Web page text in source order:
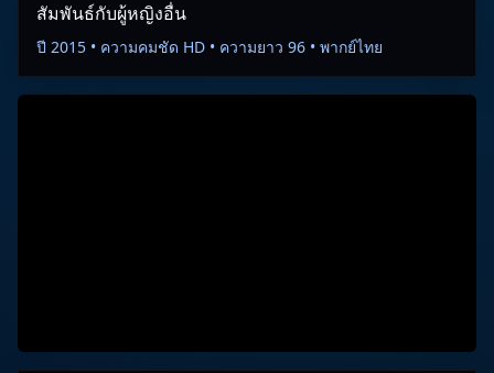
สัมพันธ์กับผู้หญิงอื่น
ปี 2015 • ความคมชัด HD • ความยาว 96 • พากย์ไทย